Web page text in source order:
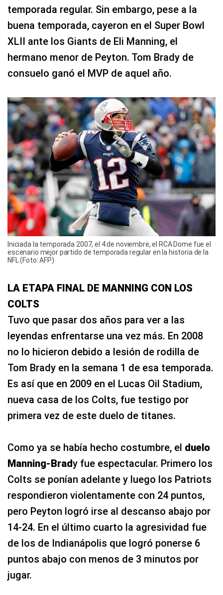
temporada regular. Sin embargo, pese a la
buena temporada, cayeron en el Super Bowl
XLII ante los Giants de Eli Manning, el
hermano menor de Peyton. Tom Brady de
consuelo ganó el MVP de aquel año.
Iniciada la temporada 2007, el 4 de noviembre, el RCA Dome fue el
escenario mejor partido de temporada regular en la historia de la
NFL (Foto: AFP)
LA ETAPA FINAL DE MANNING CON LOS
COLTS
Tuvo que pasar dos años para ver a las
leyendas enfrentarse una vez más. En 2008
no lo hicieron debido a lesión de rodilla de
Tom Brady en la semana 1 de esa temporada.
Es así que en 2009 en el Lucas Oil Stadium,
nueva casa de los Colts, fue testigo por
primera vez de este duelo de titanes.
Como ya se había hecho costumbre, el duelo
Manning-Brady fue espectacular. Primero los
Colts se ponían adelante y luego los Patriots
respondieron violentamente con 24 puntos,
pero Peyton logró irse al descanso abajo por
14-24. En el último cuarto la agresividad fue
de los de Indianápolis que logró ponerse 6
puntos abajo con menos de 3 minutos por
jugar.